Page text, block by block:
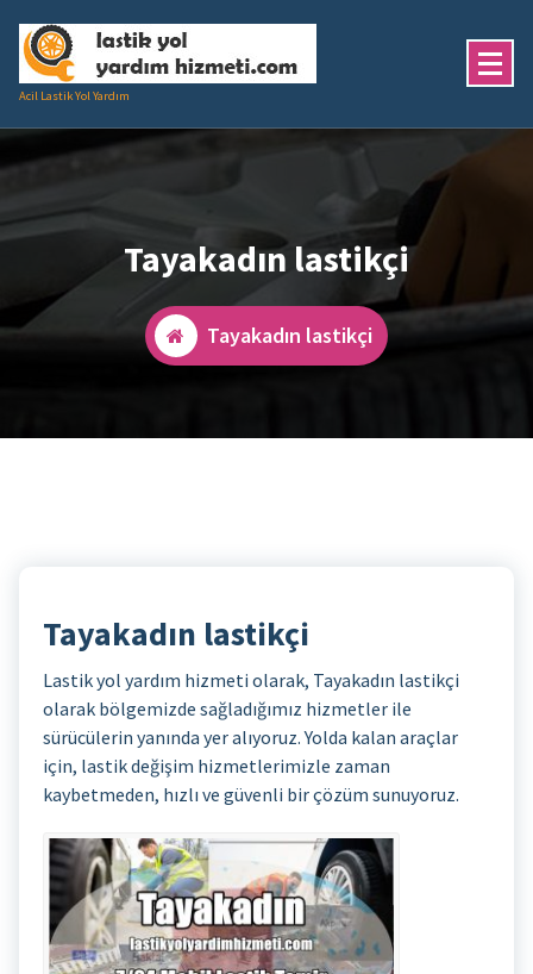
geç
Acil Lastik Yol Yardım
Tayakadın lastikçi
Tayakadın lastikçi
Tayakadın lastikçi
Lastik yol yardım hizmeti olarak, Tayakadın lastikçi
olarak bölgemizde sağladığımız hizmetler ile
sürücülerin yanında yer alıyoruz. Yolda kalan araçlar
için, lastik değişim hizmetlerimizle zaman
kaybetmeden, hızlı ve güvenli bir çözüm sunuyoruz.